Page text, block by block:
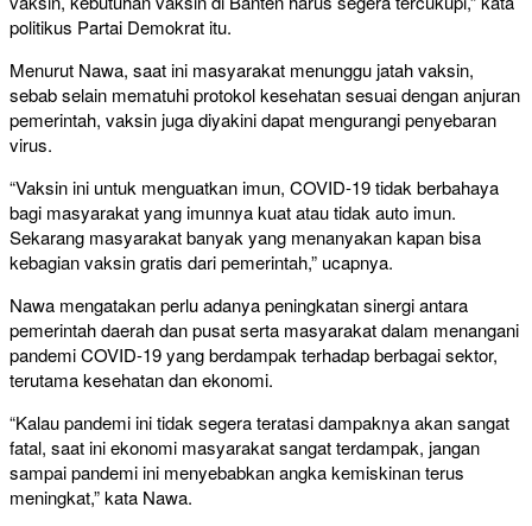
politikus Partai Demokrat itu.
Menurut Nawa, saat ini masyarakat menunggu jatah vaksin,
sebab selain mematuhi protokol kesehatan sesuai dengan anjuran
pemerintah, vaksin juga diyakini dapat mengurangi penyebaran
virus.
“Vaksin ini untuk menguatkan imun, COVID-19 tidak berbahaya
bagi masyarakat yang imunnya kuat atau tidak auto imun.
Sekarang masyarakat banyak yang menanyakan kapan bisa
kebagian vaksin gratis dari pemerintah,” ucapnya.
Nawa mengatakan perlu adanya peningkatan sinergi antara
pemerintah daerah dan pusat serta masyarakat dalam menangani
pandemi COVID-19 yang berdampak terhadap berbagai sektor,
terutama kesehatan dan ekonomi.
“Kalau pandemi ini tidak segera teratasi dampaknya akan sangat
fatal, saat ini ekonomi masyarakat sangat terdampak, jangan
sampai pandemi ini menyebabkan angka kemiskinan terus
meningkat,” kata Nawa.